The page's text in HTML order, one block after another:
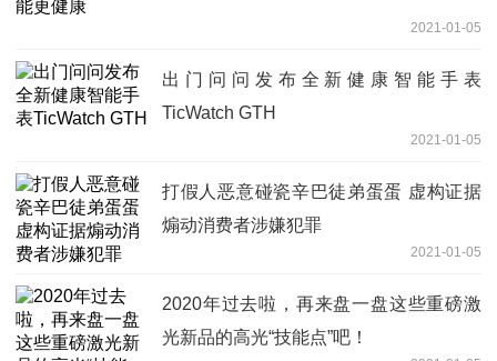
2021-01-05
出门问问发布全新健康智能手表
TicWatch GTH
2021-01-05
打假人恶意碰瓷辛巴徒弟蛋蛋 虚构证据
煽动消费者涉嫌犯罪
2021-01-05
2020年过去啦，再来盘一盘这些重磅激
光新品的高光“技能点”吧！